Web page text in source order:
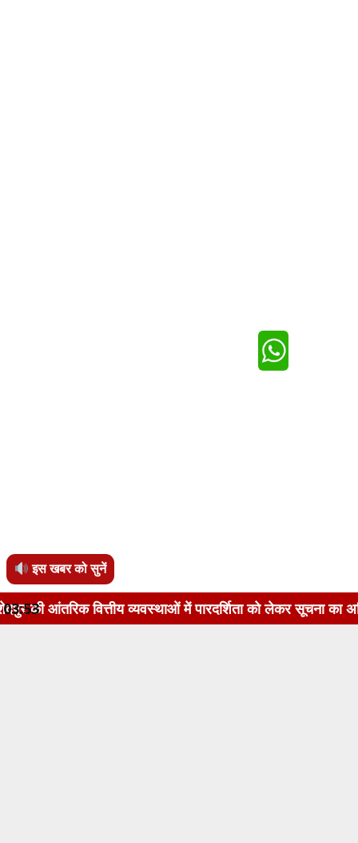
इस खबर को सुनें
व्यवस्थाओं में पारदर्शिता को लेकर सूचना का अधिकार
03:53